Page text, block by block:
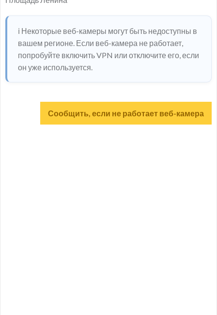
ℹ️ Некоторые веб-камеры могут быть недоступны в
вашем регионе. Если веб-камера не работает,
попробуйте включить VPN или отключите его, если
он уже используется.
Сообщить, если не работает веб-камера